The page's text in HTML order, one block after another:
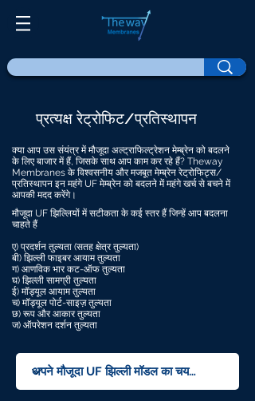
प्रत्यक्ष रेट्रोफिट/प्रतिस्थापन
क्या आप उस संयंत्र में मौजूदा अल्ट्राफिल्ट्रेशन मेम्ब्रेन को बदलने
के लिए बाजार में हैं, जिसके साथ आप काम कर रहे हैं? Theway
Membranes के विश्वसनीय और मजबूत मेम्ब्रेन रेट्रोफिट्स/
प्रतिस्थापन इन महंगे UF मेम्ब्रेन को बदलने में महंगे खर्च से बचने में
आपकी मदद करेंगे।
मौजूदा UF झिल्लियों में सटीकता के कई स्तर हैं जिन्हें आप बदलना
चाहते हैं
ए) प्रदर्शन तुल्यता (सतह क्षेत्र तुल्यता)
बी) झिल्ली फाइबर आयाम तुल्यता
ग) आणविक भार कट-ऑफ तुल्यता
घ) झिल्ली सामग्री तुल्यता
ई) मॉड्यूल आयाम तुल्यता
च) मॉड्यूल पोर्ट-साइज़ तुल्यता
छ) रूप और आकार तुल्यता
ज) ऑपरेशन दर्शन तुल्यता